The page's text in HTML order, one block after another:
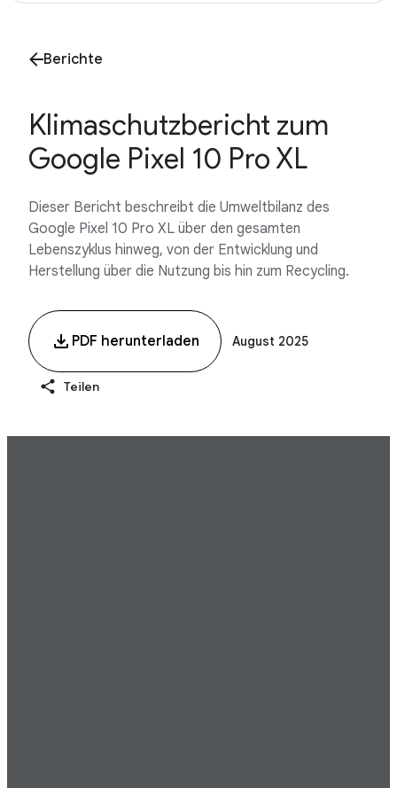
Berichte
Klimaschutzbericht zum
Google Pixel 10 Pro XL
Dieser Bericht beschreibt die Umweltbilanz des
Google Pixel 10 Pro XL über den gesamten
Lebenszyklus hinweg, von der Entwicklung und
Herstellung über die Nutzung bis hin zum Recycling.
PDF herunterladen August 2025
Teilen